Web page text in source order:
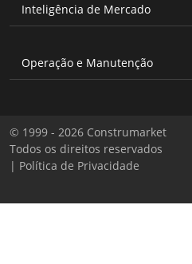
Inteligência de Mercado
Operação e Manutenção
© 1999 - 2026 Construmarket
Todos os direitos reservados
| Política de Privacidade